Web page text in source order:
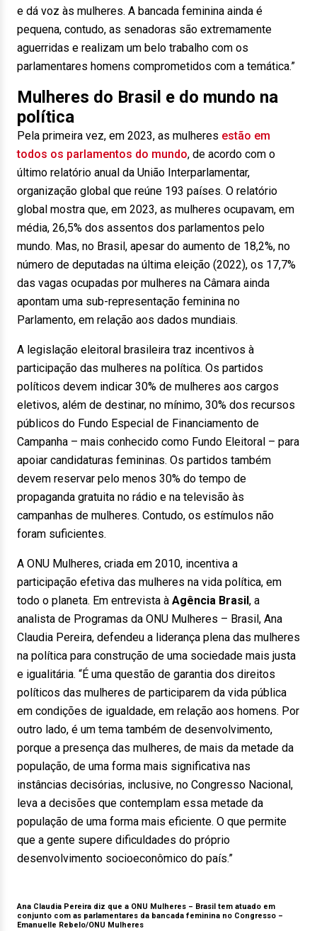
e dá voz às mulheres. A bancada feminina ainda é
pequena, contudo, as senadoras são extremamente
aguerridas e realizam um belo trabalho com os
parlamentares homens comprometidos com a temática.”
Mulheres do Brasil e do mundo na
política
Pela primeira vez, em 2023, as mulheres estão em
todos os parlamentos do mundo, de acordo com o
último relatório anual da União Interparlamentar,
organização global que reúne 193 países. O relatório
global mostra que, em 2023, as mulheres ocupavam, em
média, 26,5% dos assentos dos parlamentos pelo
mundo. Mas, no Brasil, apesar do aumento de 18,2%, no
número de deputadas na última eleição (2022), os 17,7%
das vagas ocupadas por mulheres na Câmara ainda
apontam uma sub-representação feminina no
Parlamento, em relação aos dados mundiais.
A legislação eleitoral brasileira traz incentivos à
participação das mulheres na política. Os partidos
políticos devem indicar 30% de mulheres aos cargos
eletivos, além de destinar, no mínimo, 30% dos recursos
públicos do Fundo Especial de Financiamento de
Campanha – mais conhecido como Fundo Eleitoral – para
apoiar candidaturas femininas. Os partidos também
devem reservar pelo menos 30% do tempo de
propaganda gratuita no rádio e na televisão às
campanhas de mulheres. Contudo, os estímulos não
foram suficientes.
A ONU Mulheres, criada em 2010, incentiva a
participação efetiva das mulheres na vida política, em
todo o planeta. Em entrevista à Agência Brasil, a
analista de Programas da ONU Mulheres – Brasil, Ana
Claudia Pereira, defendeu a liderança plena das mulheres
na política para construção de uma sociedade mais justa
e igualitária. “É uma questão de garantia dos direitos
políticos das mulheres de participarem da vida pública
em condições de igualdade, em relação aos homens. Por
outro lado, é um tema também de desenvolvimento,
porque a presença das mulheres, de mais da metade da
população, de uma forma mais significativa nas
instâncias decisórias, inclusive, no Congresso Nacional,
leva a decisões que contemplam essa metade da
população de uma forma mais eficiente. O que permite
que a gente supere dificuldades do próprio
desenvolvimento socioeconômico do país.”
Ana Claudia Pereira diz que a ONU Mulheres – Brasil tem atuado em
conjunto com as parlamentares da bancada feminina no Congresso –
Emanuelle Rebelo/ONU Mulheres